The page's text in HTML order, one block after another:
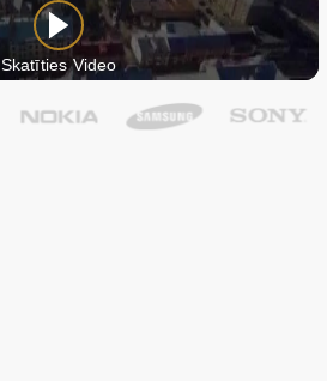
Skatīties Video